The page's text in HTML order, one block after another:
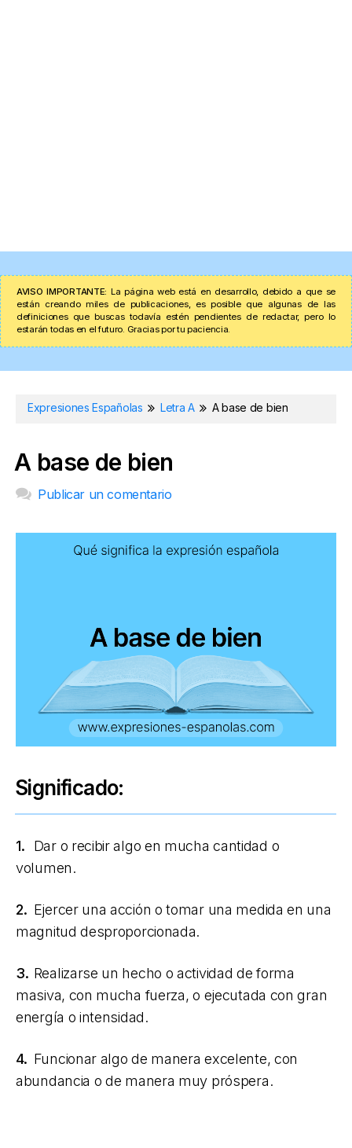
AVISO IMPORTANTE: La página web está en desarrollo, debido a que se
están creando miles de publicaciones, es posible que algunas de las
definiciones que buscas todavía estén pendientes de redactar, pero lo
estarán todas en el futuro. Gracias por tu paciencia.
Expresiones Españolas Letra A A base de bien
A base de bien
Publicar un comentario
Significado:
1.
Dar o recibir algo en mucha cantidad o
volumen.
2. Ejercer una acción o tomar una medida en una
magnitud desproporcionada.
3. Realizarse un hecho o actividad de forma
masiva, con mucha fuerza, o ejecutada con gran
energía o intensidad.
4. Funcionar algo de manera excelente, con
abundancia o de manera muy próspera.